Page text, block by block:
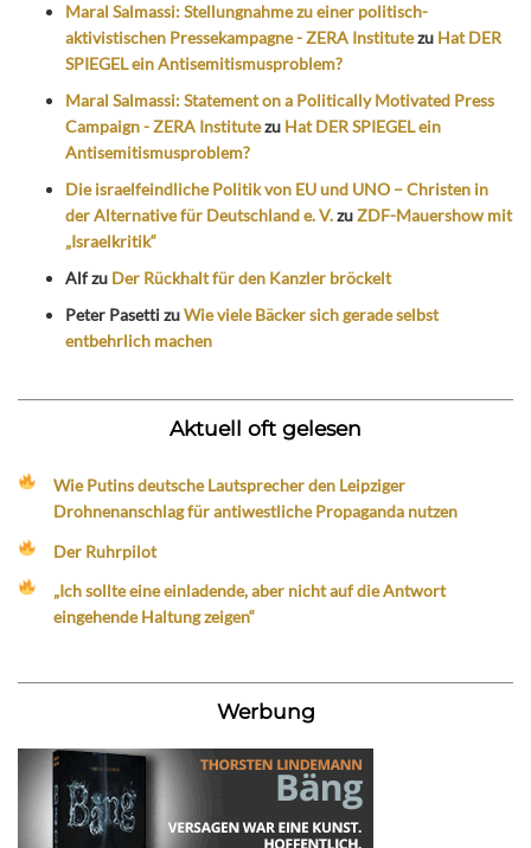
Maral Salmassi: Stellungnahme zu einer politisch-
aktivistischen Pressekampagne - ZERA Institutezu Hat DER
SPIEGEL ein Antisemitismusproblem?
Maral Salmassi: Statement on a Politically Motivated Press
Campaign - ZERA Institutezu Hat DER SPIEGEL ein
Antisemitismusproblem?
Die israelfeindliche Politik von EU und UNO – Christen in
der Alternative für Deutschland e. V.zuZDF-Mauershow mit
„Israelkritik“
Alfzu Der Rückhalt für den Kanzler bröckelt
Peter PasettizuWie viele Bäcker sich gerade selbst
entbehrlich machen
Aktuell oft gelesen
Wie Putins deutsche Lautsprecher den Leipziger
Drohnenanschlag für antiwestliche Propaganda nutzen
Der Ruhrpilot
„Ich sollte eine einladende, aber nicht auf die Antwort
eingehende Haltung zeigen“
Werbung